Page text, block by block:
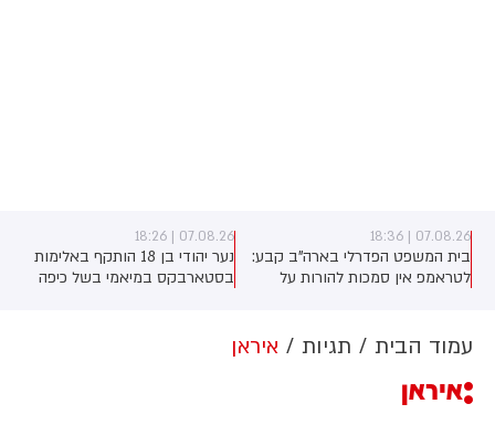
07.08.26 | 18:36
בית המשפט הפדרלי בארה"ב קבע:
לטראמפ אין סמכות להורות על
צפוי לדרוש את עצירת העבודות.
לממשל תינתן אפשרות לערער על
ההחלטה
07.08.26 | 18:26
נער יהודי בן 18 הותקף באלימות
בסטארבקס במיאמי בשל כיפה
אותו בטלפון סלולרי וניסתה לפגוע
בו עם כיסא ברזל תוך צעקות
עמוד הבית תגיות איראן
איראן